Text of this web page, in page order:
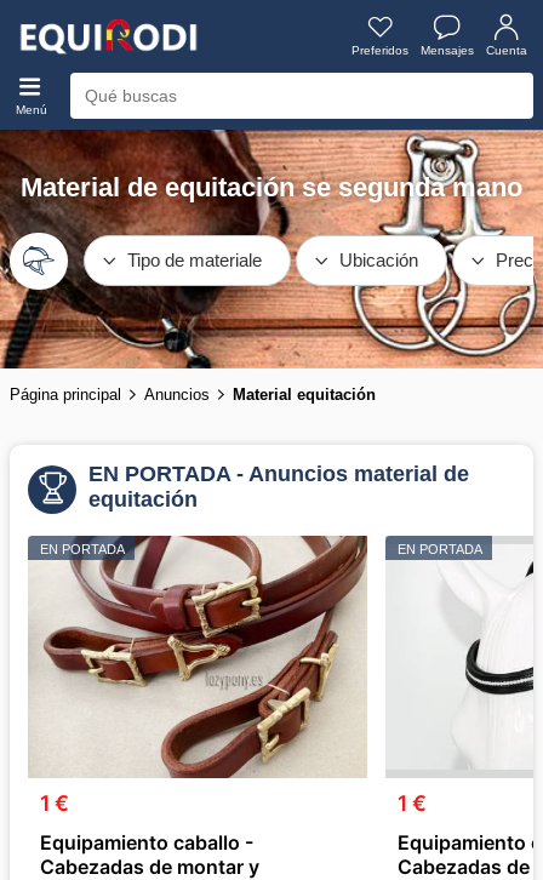
Preferidos Mensajes Cuenta
Menú
Material de equitación se segunda mano
Tipo de materiale Ubicación
Página principal Anuncios Material equitación
EN PORTADA - Anuncios material de
equitación
EN PORTADA
1 €
Equipamiento caballo -
Cabezadas de montar y
EN PORTADA
1 €
Equipamiento
Cabezadas de